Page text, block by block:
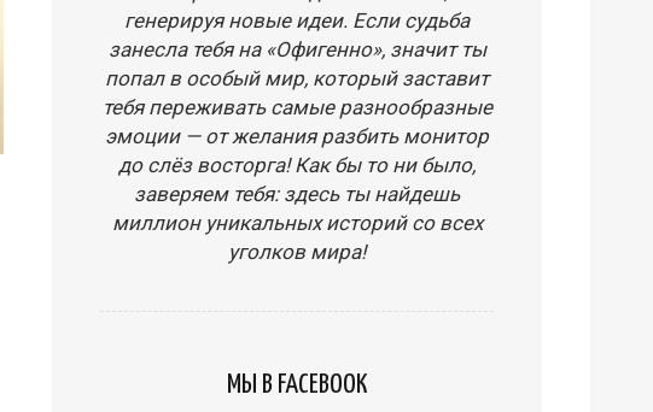
генерируя новые идеи. Если судьба
занесла тебя на «Офигенно», значит ты
попал в особый мир, который заставит
тебя переживать самые разнообразные
эмоции — от желания разбить монитор
до слёз восторга! Как бы то ни было,
заверяем тебя: здесь ты найдешь
миллион уникальных историй со всех
уголков мира!
МЫ В FACEBOOK